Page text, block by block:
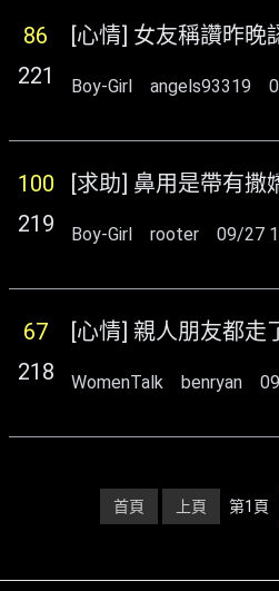
86
221
[心情] 女友稱讚昨晚
Boy-Girl angels93319
100
219
[求助] 鼻用是帶有撒
Boy-Girl rooter 09/27
67
218
[心情] 親人朋友都走
WomenTalk benryan
首頁 上頁 第1頁